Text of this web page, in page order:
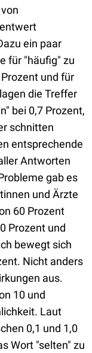
ein paar
für "häufig" zu
und für
die Treffer
bei 0,7 Prozent,
schnitten
entsprechende
Antworten
gab es
und Ärzte
60 Prozent
Prozent und
bewegt sich
Nicht anders
aus.
10 und
Laut
0,1 und 1,0
Wort "selten" zu